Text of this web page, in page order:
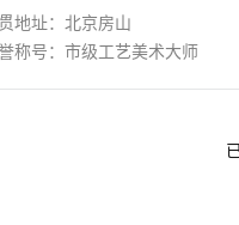
地址：北京房山
称号：市级工艺美术大师